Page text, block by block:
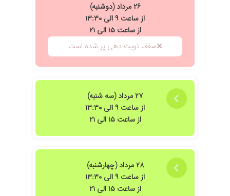
۲۶ مرداد (دوشنبه)
از ساعت ۹ الی ۱۳:۳۰
از ساعت ۱۵ الی ۲۱
سقف نوبت دهی پر شده است
۲۷ مرداد (سه شنبه)
از ساعت ۹ الی ۱۳:۳۰
از ساعت ۱۵ الی ۲۱
۲۸ مرداد (چهارشنبه)
از ساعت ۹ الی ۱۳:۳۰
از ساعت ۱۵ الی ۲۱